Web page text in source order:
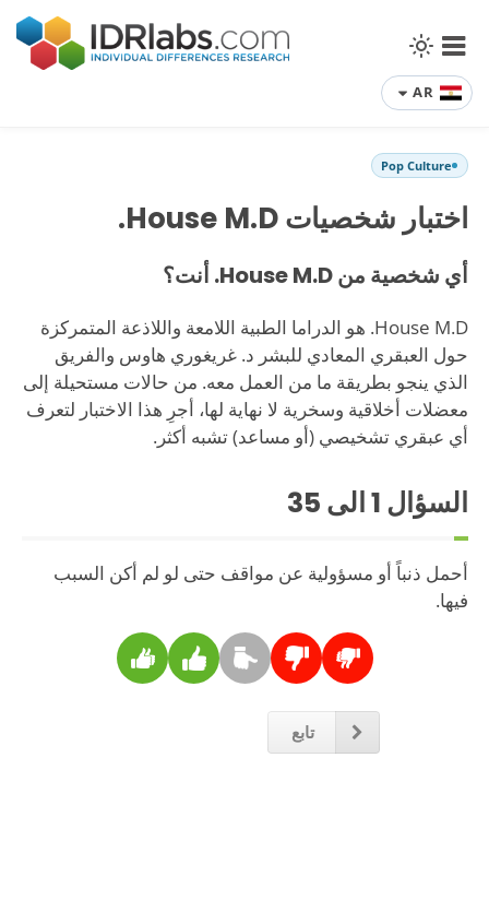
AR
Pop Culture
اختبار شخصيات House M.D.
أي شخصية من House M.D. أنت؟
House M.D. هو الدراما الطبية اللامعة واللاذعة المتمركزة
حول العبقري المعادي للبشر د. غريغوري هاوس والفريق
الذي ينجو بطريقة ما من العمل معه. من حالات مستحيلة إلى
معضلات أخلاقية وسخرية لا نهاية لها، أجرِ هذا الاختبار لتعرف
أي عبقري تشخيصي (أو مساعد) تشبه أكثر.
السؤال 1الى 35
أحمل ذنباً أو مسؤولية عن مواقف حتى لو لم أكن السبب
فيها.
تابع